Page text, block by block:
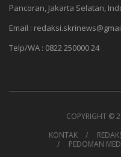
Pancoran, Jakarta Selatan,
Email :
Telp/WA : 0822 250000 24
COPYRIGHT ©
KONTAK
PEDOMAN